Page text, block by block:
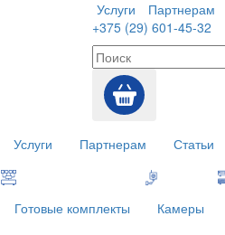
Услуги Партнерам
+375 (29) 601-45-32
Услуги Партнерам Статьи
Готовые комплекты Камеры